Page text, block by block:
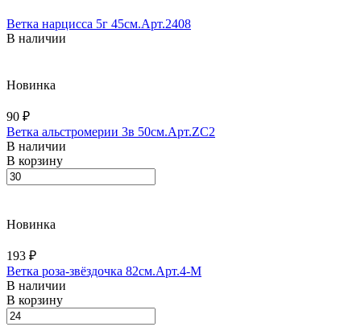
Ветка нарцисса 5г 45см.Арт.2408
В наличии
Новинка
90 ₽
Ветка альстромерии 3в 50см.Арт.ZC2
В наличии
В корзину
Новинка
193 ₽
Ветка роза-звёздочка 82см.Арт.4-M
В наличии
В корзину